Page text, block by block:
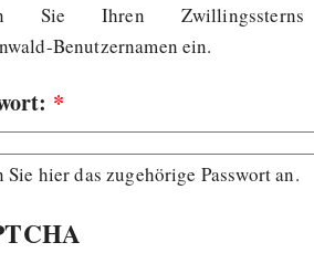
Sie Ihren Zwillingssterns
Benutzernamen ein.
*
Sie hier das zugehörige Passwort an.
Heute:
schwerste: Der
Fehler